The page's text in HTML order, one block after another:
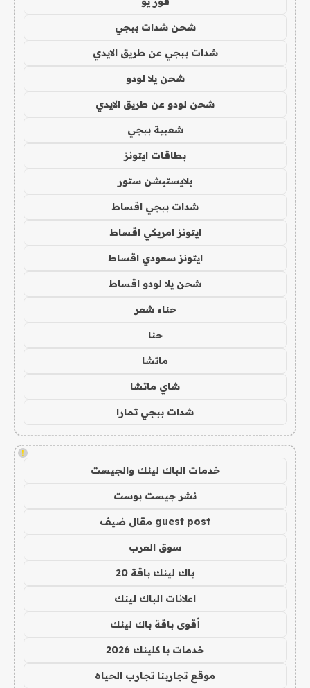
شحن شدات ببجي
شدات ببجي عن طريق الايدي
شحن يلا لودو
شحن لودو عن طريق الايدي
شعبية ببجي
بطاقات ايتونز
بلايستيشن ستور
شدات ببجي اقساط
ايتونز امريكي اقساط
ايتونز سعودي اقساط
شحن يلا لودو اقساط
حناء شعر
حنا
ماتشا
شاي ماتشا
شدات ببجي تمارا
!
خدمات الباك لينك والجيست
نشر جيست بوست
guest post مقال ضيف
سوق العرب
باك لينك باقة 20
اعلانات الباك لينك
أقوى باقة باك لينك
خدمات با كلينك 2026
موقع تجاربنا تجارب الحياه